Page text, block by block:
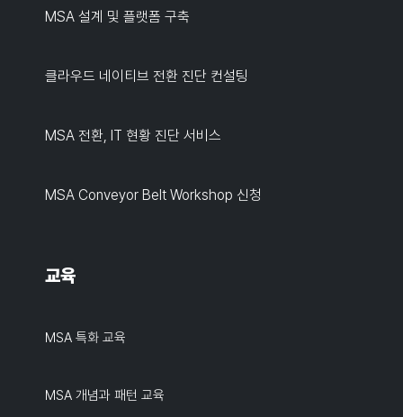
MSA 설계 및 플랫폼 구축
클라우드 네이티브 전환 진단 컨설팅
MSA 전환, IT 현황 진단 서비스
MSA Conveyor Belt Workshop 신청
교육
MSA 특화 교육
MSA 개념과 패턴 교육